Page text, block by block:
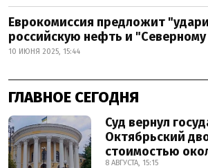
Еврокомиссия предложит
российскую нефть и "Северному
10 ИЮНЯ 2025, 15:44
ГЛАВНОЕ СЕГОДНЯ
Суд вернул
Октябрьский
стоимостью
8 АВГУСТА, 15:15